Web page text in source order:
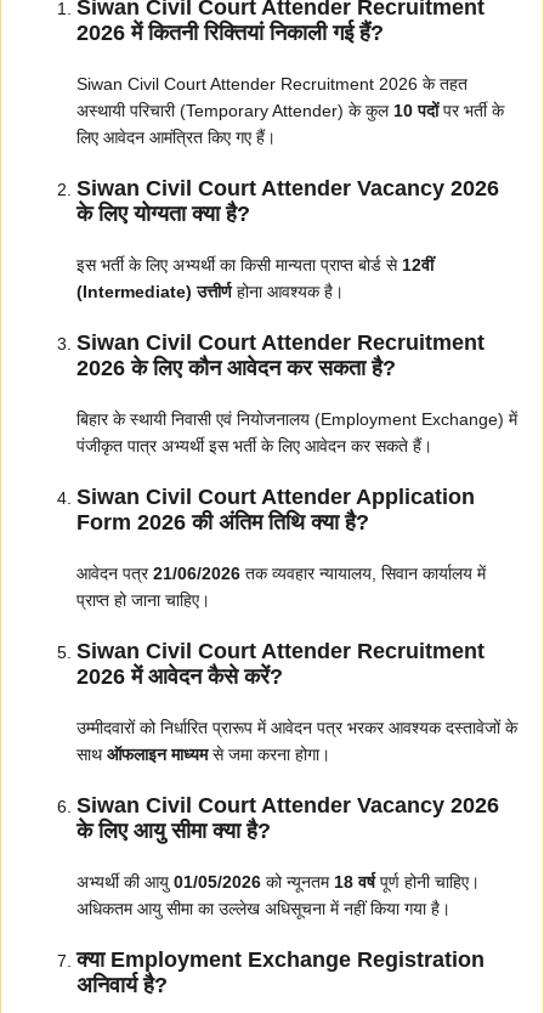
Siwan Civil Court Attender Recruitment
2026 में कितनी रिक्तियां निकाली गई हैं?
Siwan Civil Court Attender Recruitment 2026 के तहत
अस्थायी परिचारी (Temporary Attender) के कुल 10 पदोंपर भर्ती के
लिए आवेदन आमंत्रित किए गए हैं।
Siwan Civil Court Attender Vacancy 2026
के लिए योग्यता क्या है?
इस भर्ती के लिए अभ्यर्थी का किसी मान्यता प्राप्त बोर्ड से 12वीं
(Intermediate) उत्तीर्णहोना आवश्यक है।
Siwan Civil Court Attender Recruitment
2026 के लिए कौन आवेदन कर सकता है?
बिहार के स्थायी निवासी एवं नियोजनालय (Employment Exchange) में
पंजीकृत पात्र अभ्यर्थी इस भर्ती के लिए आवेदन कर सकते हैं।
Siwan Civil Court Attender Application
Form 2026 की अंतिम तिथि क्या है?
आवेदन पत्र21/06/2026 तक व्यवहार न्यायालय, सिवान कार्यालय में
प्राप्त हो जाना चाहिए।
Siwan Civil Court Attender Recruitment
2026 में आवेदन कैसे करें?
उम्मीदवारों को निर्धारित प्रारूप में आवेदन पत्र भरकर आवश्यक दस्तावेजों के
साथऑफलाइन माध्यमसे जमा करना होगा।
Siwan Civil Court Attender Vacancy 2026
के लिए आयु सीमा क्या है?
अभ्यर्थी की आयु 01/05/2026 को न्यूनतम 18 वर्षपूर्ण होनी चाहिए।
अधिकतम आयु सीमा का उल्लेख अधिसूचना में नहीं किया गया है।
क्या Employment Exchange Registration
अनिवार्य है?